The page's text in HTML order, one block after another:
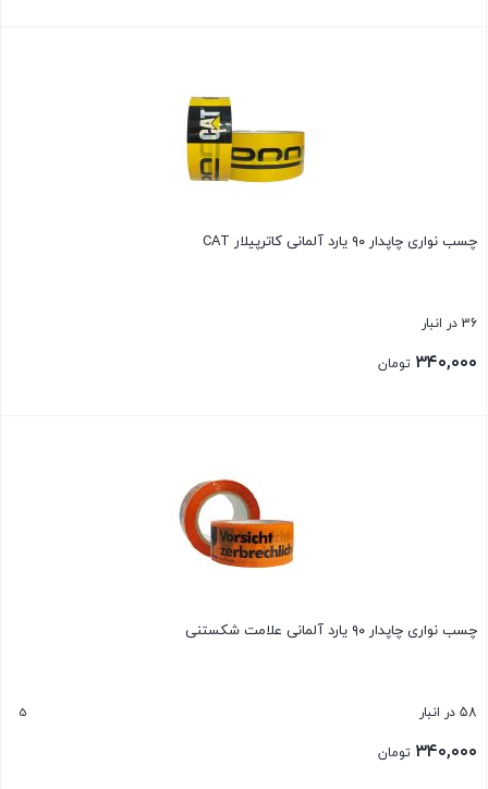
چسب نواری چاپدار ۹۰ یارد آلمانی کاترپیلار CAT
36 در انبار
۳۴۰,۰۰۰ تومان
چسب نواری چاپدار ۹۰ یارد آلمانی علامت شکستنی
58 در انبار 5
۳۴۰,۰۰۰ تومان